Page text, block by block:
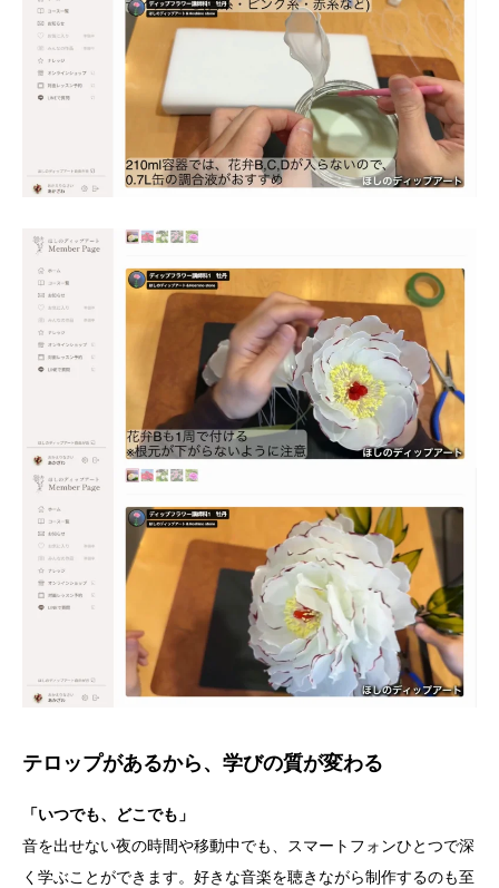
テロップがあるから、学びの質が変わる
「いつでも、どこでも」
音を出せない夜の時間や移動中でも、スマートフォンひとつで深
く学ぶことができます。好きな音楽を聴きながら制作するのも至